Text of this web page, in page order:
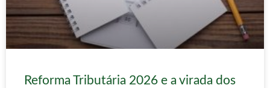
Reforma Tributária 2026 e a virada dos